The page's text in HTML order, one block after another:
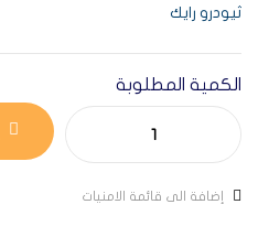
ثيودرو رايك
الكمية المطلوبة
إضافة الى قائمة الامنيات